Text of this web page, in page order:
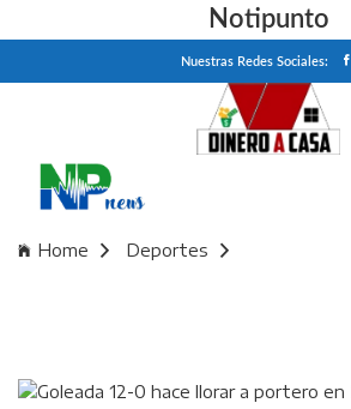
Notipunto
Nuestras Redes Sociales:
Home
Deportes